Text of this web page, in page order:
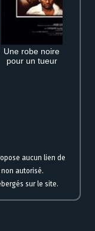
Une robe noire
pour un tueur
aucun lien de
autorisé.
sur le site.